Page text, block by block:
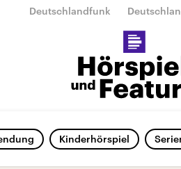
Deutschlandfunk
Kinderhörspiel